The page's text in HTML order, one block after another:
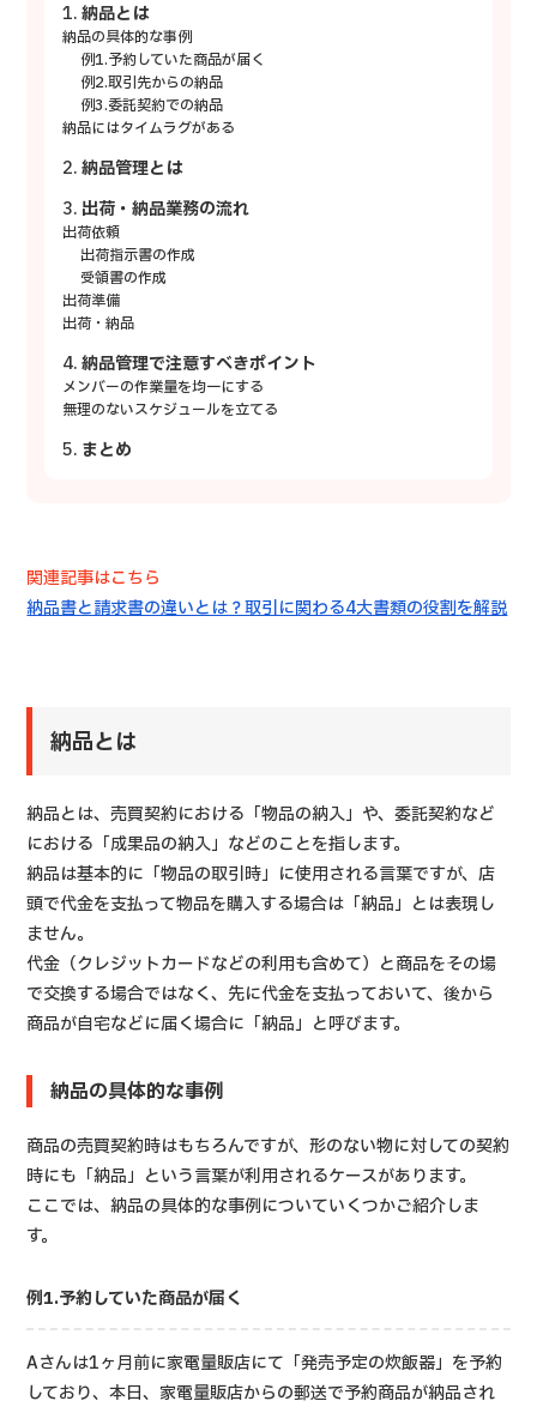
納品とは
納品の具体的な事例
例1.予約していた商品が届く
例2.取引先からの納品
例3.委託契約での納品
納品にはタイムラグがある
納品管理とは
出荷・納品業務の流れ
出荷依頼
出荷指示書の作成
受領書の作成
出荷準備
出荷・納品
納品管理で注意すべきポイント
メンバーの作業量を均一にする
無理のないスケジュールを立てる
まとめ
関連記事はこちら
納品書と請求書の違いとは？取引に関わる4大書類の役割を解説
納品とは
納品とは、売買契約における「物品の納入」や、委託契約など
における「成果品の納入」などのことを指します。
納品は基本的に「物品の取引時」に使用される言葉ですが、店
頭で代金を支払って物品を購入する場合は「納品」とは表現し
ません。
代金（クレジットカードなどの利用も含めて）と商品をその場
で交換する場合ではなく、先に代金を支払っておいて、後から
商品が自宅などに届く場合に「納品」と呼びます。
納品の具体的な事例
商品の売買契約時はもちろんですが、形のない物に対しての契約
時にも「納品」という言葉が利用されるケースがあります。
ここでは、納品の具体的な事例についていくつかご紹介しま
す。
例1.予約していた商品が届く
Aさんは1ヶ月前に家電量販店にて「発売予定の炊飯器」を予約
しており、本日、家電量販店からの郵送で予約商品が納品され